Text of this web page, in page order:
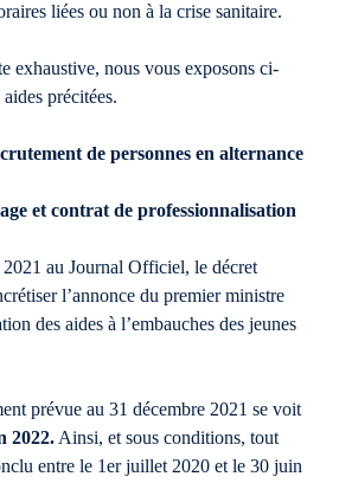
liées ou non à la crise sanitaire.
exhaustive, nous vous exposons ci-
précitées.
de personnes en alternance
et contrat de professionnalisation
au Journal Officiel, le décret
l’annonce du premier ministre
des aides à l’embauches des jeunes
prévue au 31 décembre 2021 se voit
2022. Ainsi, et sous conditions, tout
entre le 1er juillet 2020 et le 30 juin